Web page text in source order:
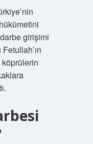
girişimi